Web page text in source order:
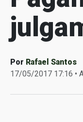
Por Rafael Santos
17/05/2017 17:16 •